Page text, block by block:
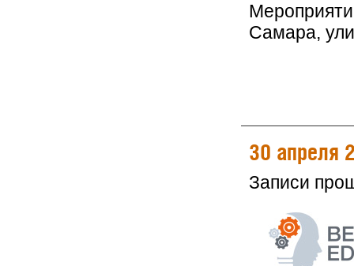
Самара,
30 апреля
Записи